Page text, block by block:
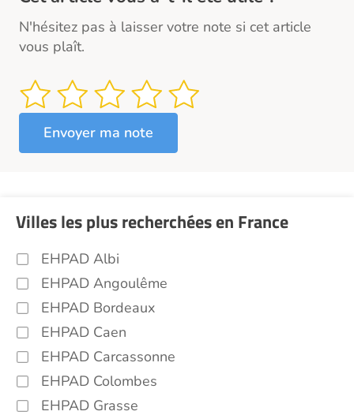
Villes les plus recherchées en France
EHPAD Albi
EHPAD Angoulême
EHPAD Bordeaux
EHPAD Caen
EHPAD Carcassonne
EHPAD Colombes
EHPAD Grasse
N'hésitez pas à laisser votre note si cet article
vous plaît.